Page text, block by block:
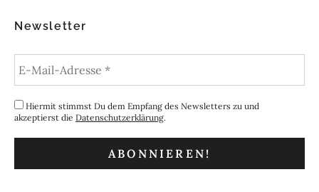
Newsletter
Hiermit stimmst Du dem Empfang des Newsletters zu und
akzeptierst die Datenschutzerklärung.